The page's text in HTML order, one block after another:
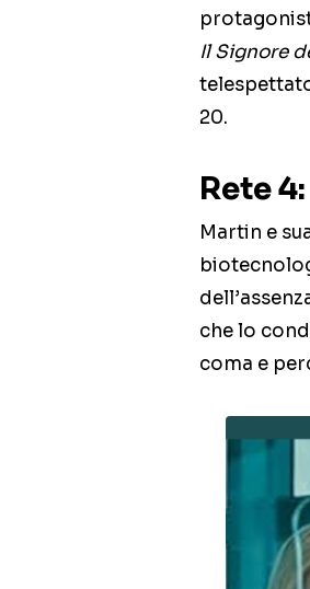
Il Signore
20.
Rete 4:
Martin e
che lo
coma e